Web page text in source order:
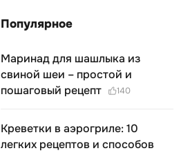
Популярное
Маринад для шашлыка из
свиной шеи – простой и
пошаговый рецепт
140
Креветки в аэрогриле: 10
легких рецептов и способов